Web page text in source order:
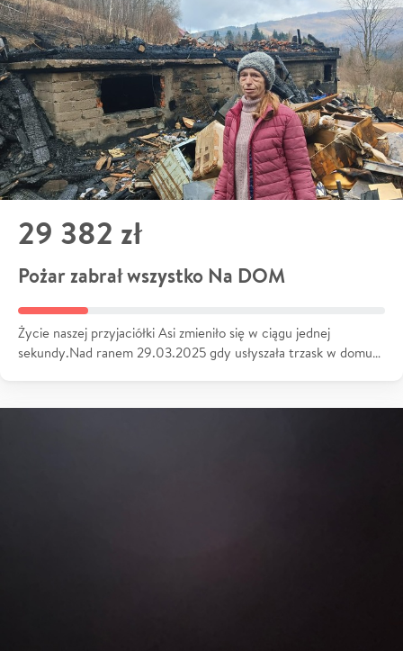
29 382 zł
Pożar zabrał wszystko Na DOM
Życie naszej przyjaciółki Asi zmieniło się w ciągu jednej
sekundy.Nad ranem 29.03.2025 gdy usłyszała trzask w domu…